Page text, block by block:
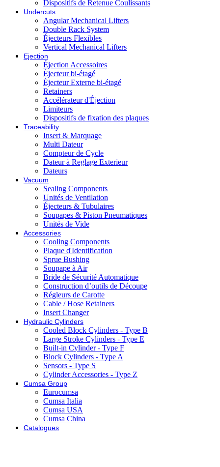
Dispositifs de Retenue Coulissants
Undercuts
Angular Mechanical Lifters
Double Rack System
Éjecteurs Flexibles
Vertical Mechanical Lifters
Ejection
Éjection Accessoires
Éjecteur bi-étagé
Éjecteur Externe bi-étagé
Retainers
Accélérateur d'Éjection
Limiteurs
Dispositifs de fixation des plaques
Traceability
Insert & Marquage
Multi Dateur
Compteur de Cycle
Dateur à Reglage Exterieur
Dateurs
Vacuum
Sealing Components
Unités de Ventilation
Éjecteurs & Tubulaires
Soupapes & Piston Pneumatiques
Unités de Vide
Accessories
Cooling Components
Plaque d'Identification
Sprue Bushing
Soupape à Air
Bride de Sécurité Automatique
Construction d’outils de Découpe
Régleurs de Carotte
Cable / Hose Retainers
Insert Changer
Hydraulic Cylinders
Cooled Block Cylinders - Type B
Large Stroke Cylinders - Type E
Built-in Cylinder - Type F
Block Cylinders - Type A
Sensors - Type S
Cylinder Accessories - Type Z
Cumsa Group
Eurocumsa
Cumsa Italia
Cumsa USA
Cumsa China
Catalogues